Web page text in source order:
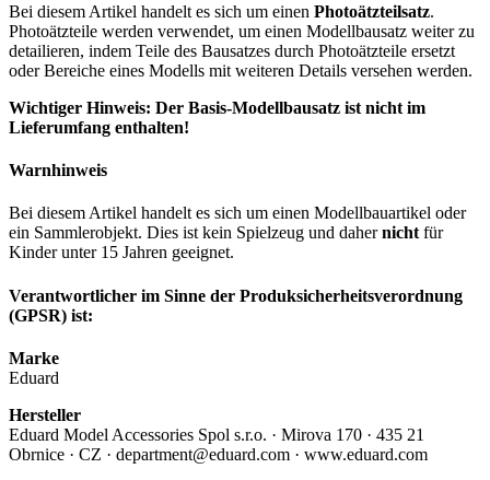
Bei diesem Artikel handelt es sich um einen Photoätzteilsatz.
Photoätzteile werden verwendet, um einen Modellbausatz weiter zu
detailieren, indem Teile des Bausatzes durch Photoätzteile ersetzt
oder Bereiche eines Modells mit weiteren Details versehen werden.
Wichtiger Hinweis: Der Basis-Modellbausatz ist nicht im
Lieferumfang enthalten!
Warnhinweis
Bei diesem Artikel handelt es sich um einen Modellbauartikel oder
ein Sammlerobjekt. Dies ist kein Spielzeug und dahernicht für
Kinder unter 15 Jahren geeignet.
Verantwortlicher im Sinne der Produksicherheitsverordnung
(GPSR) ist:
Marke
Eduard
Hersteller
Eduard Model Accessories Spol s.r.o. · Mirova 170 · 435 21
Obrnice · CZ · department@eduard.com · www.eduard.com